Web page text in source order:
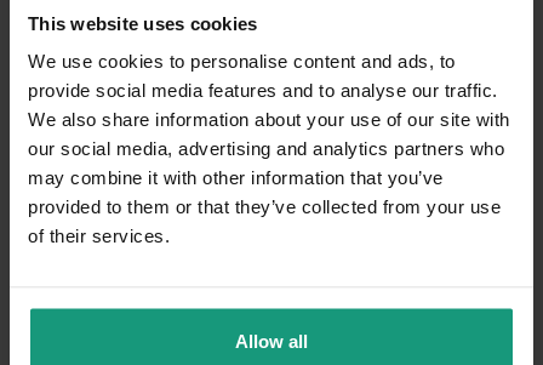
This website uses cookies
We use cookies to personalise content and ads, to
provide social media features and to analyse our traffic.
We also share information about your use of our site with
our social media, advertising and analytics partners who
may combine it with other information that you’ve
provided to them or that they’ve collected from your use
of their services.
Allow all
Bardzo cieszy nas Twoja świetna recenzja!
Bez szału
Smakowało
Twardy
Gumowy
Miękki
Zastosowanie
Nagroda
Przekąska Inne
Super smaczki. Troszke twarde ale Papilon sobie
radzi. Polecam !!!👍️💪 Skład nie uczula mojego psa,
to bardzo ważne.
10/3/2025
0
0